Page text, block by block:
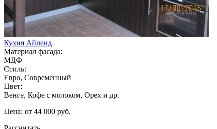
Кухня Айленд
Материал фасада:
МДФ
Стиль:
Евро, Современный
Цвет:
Венге, Кофе с молоком, Орех и др.
Цена: от 44 000 руб.